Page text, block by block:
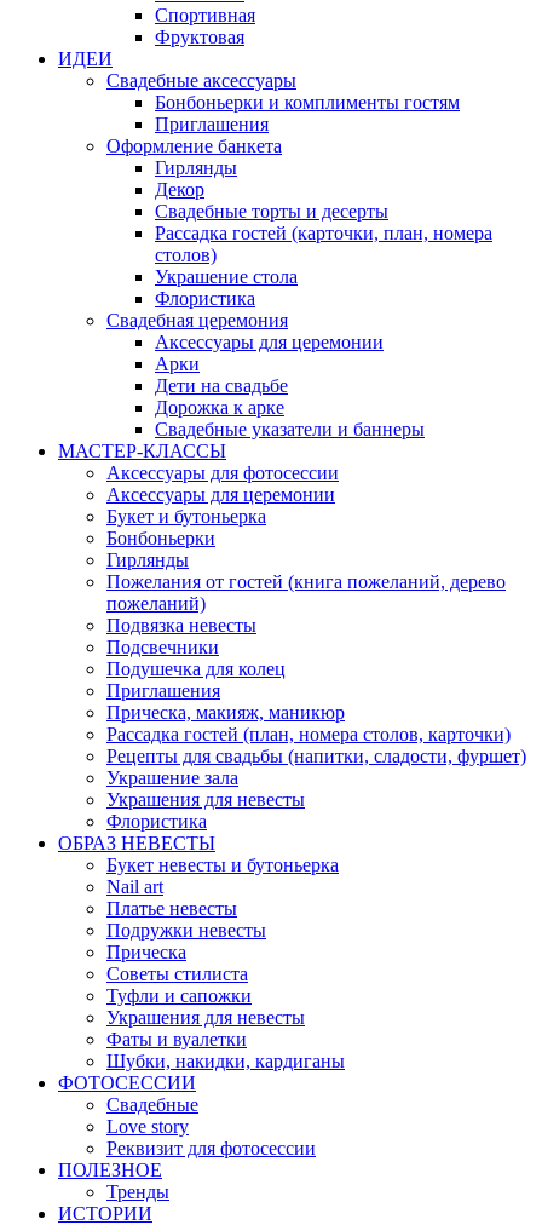
Спортивная
Фруктовая
ИДЕИ
Свадебные аксессуары
Бонбоньерки и комплименты гостям
Приглашения
Оформление банкета
Гирлянды
Декор
Свадебные торты и десерты
Рассадка гостей (карточки, план, номера
столов)
Украшение стола
Флористика
Свадебная церемония
Аксессуары для церемонии
Арки
Дети на свадьбе
Дорожка к арке
Свадебные указатели и баннеры
МАСТЕР-КЛАССЫ
Аксессуары для фотосессии
Аксессуары для церемонии
Букет и бутоньерка
Бонбоньерки
Гирлянды
Пожелания от гостей (книга пожеланий, дерево
пожеланий)
Подвязка невесты
Подсвечники
Подушечка для колец
Приглашения
Прическа, макияж, маникюр
Рассадка гостей (план, номера столов, карточки)
Рецепты для свадьбы (напитки, сладости, фуршет)
Украшение зала
Украшения для невесты
Флористика
ОБРАЗ НЕВЕСТЫ
Букет невесты и бутоньерка
Nail art
Платье невесты
Подружки невесты
Прическа
Советы стилиста
Туфли и сапожки
Украшения для невесты
Фаты и вуалетки
Шубки, накидки, кардиганы
ФОТОСЕССИИ
Свадебные
Love story
Реквизит для фотосессии
ПОЛЕЗНОЕ
Тренды
ИСТОРИИ